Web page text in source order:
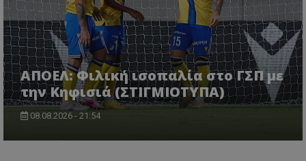
ΑΠΟΕΛ: Φιλική ισοπαλία στο ΓΣΠ με
την Κηφισιά (ΣΤΙΓΜΙΟΤΥΠΑ)
08.08.2026 - 21:54